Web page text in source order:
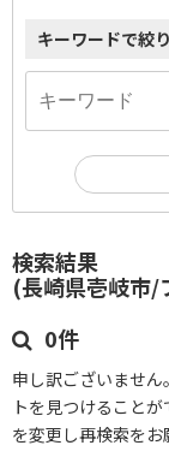
検索結果
(長崎県壱岐市/
0件
申し訳ございませ
トを見つけること
を変更し再検索をお
キーワードで絞